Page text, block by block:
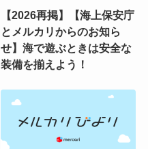
【2026再掲】【海上保安庁
とメルカリからのお知ら
せ】海で遊ぶときは安全な
装備を揃えよう！